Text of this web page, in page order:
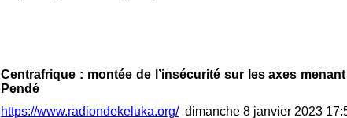
Centrafrique : montée de l’insécurité sur les axes
Pendé
https://www.radiondekeluka.org/dimanche 8 janvier 2023